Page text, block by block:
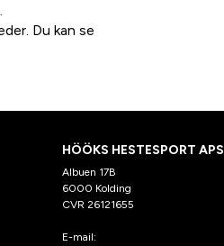
Du kan se
HÖÖKS HESTESPORT APS
Albuen 17B
6000 Kolding
CVR 26121655
E-mail: